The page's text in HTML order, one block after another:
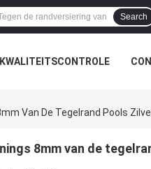
Search
KWALITEITSCONTROLE
Van De Tegelrand Pools
8mm van de